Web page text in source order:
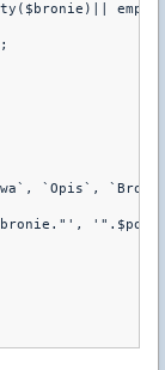
`Opis`,